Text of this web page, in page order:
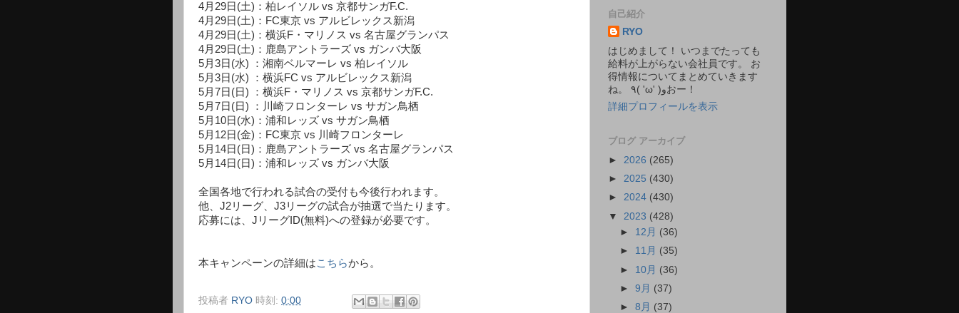
4月29日(土)：柏レイソル vs 京都サンガF.C.
4月29日(土)：FC東京 vs アルビレックス新潟
4月29日(土)：横浜F・マリノス vs 名古屋グランパス
4月29日(土)：鹿島アントラーズ vs ガンバ大阪
5月3日(水) ：湘南ベルマーレ vs 柏レイソル
5月3日(水) ：横浜FC vs アルビレックス新潟
5月7日(日) ：横浜F・マリノス vs 京都サンガF.C.
5月7日(日) ：川崎フロンターレ vs サガン鳥栖
5月10日(水)：浦和レッズ vs サガン鳥栖
5月12日(金)：FC東京 vs 川崎フロンターレ
5月14日(日)：鹿島アントラーズ vs 名古屋グランパス
5月14日(日)：浦和レッズ vs ガンバ大阪
全国各地で行われる試合の受付も今後行われます。
他、J2リーグ、J3リーグの試合が抽選で当たります。
応募には、JリーグID(無料)への登録が必要です。
本キャンペーンの詳細はこちらから。
投稿者 RYO 時刻: 0:00
自己紹介
RYO
はじめまして！ いつまでたっても
給料が上がらない会社員です。 お
得情報についてまとめていきます
ね。 ٩( 'ω' )وおー！
詳細プロフィールを表示
ブログ アーカイブ
► 2026 (265)
► 2025 (430)
► 2024 (430)
▼ 2023 (428)
► 12月 (36)
► 11月 (35)
► 10月 (36)
►9月 (37)
►8月 (37)